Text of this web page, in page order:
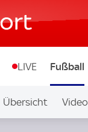
LIVE Fußball
Übersicht